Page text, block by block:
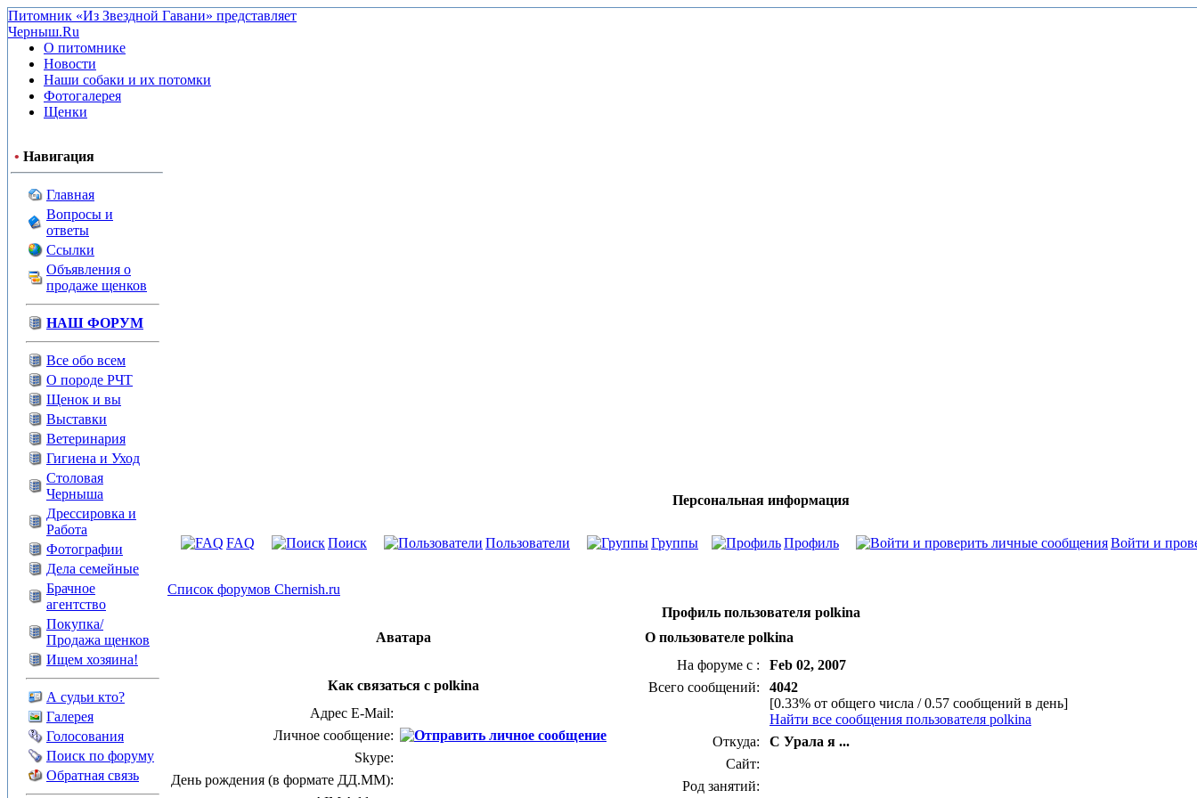
Питомник «Из Звездной Гавани» представляет
Черныш.Ru
О питомнике
Новости
Наши собаки и их потомки
Фотогалерея
Щенки
• Навигация
Главная
Вопросы и
ответы
Ссылки
Объявления о
продаже щенков
НАШ ФОРУМ
Все обо всем
О породе РЧТ
Щенок и вы
Выставки
Ветеринария
Гигиена и Уход
Столовая
Черныша
Дрессировка и
Работа
Фотографии
Дела семейные
Брачное
агентство
Покупка/
Продажа щенков
Ищем хозяина!
А судьи кто?
Галерея
Голосования
Поиск по форуму
Обратная связь
Персональная информация
FAQ Поиск Пользователи Группы Профиль Войти и
Список форумов Chernish.ru
Профиль пользователя polkina
Аватара
О пользователе polkina
На форуме с :
Feb 02, 2007
Всего сообщений:
4042
[0.33% от общего числа / 0.57 сообщений в день]
Найти все сообщения пользователя polkina
Откуда:
С Урала я ...
Сайт:
Род занятий:
Как связаться с polkina
Адрес E-Mail:
Личное сообщение:
Skype:
День рождения (в формате ДД.ММ):